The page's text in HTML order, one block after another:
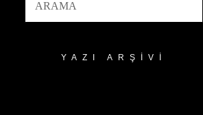
YAZI ARŞIVI